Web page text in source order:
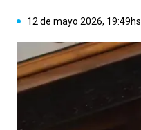
12 de mayo 2026, 19:49hs